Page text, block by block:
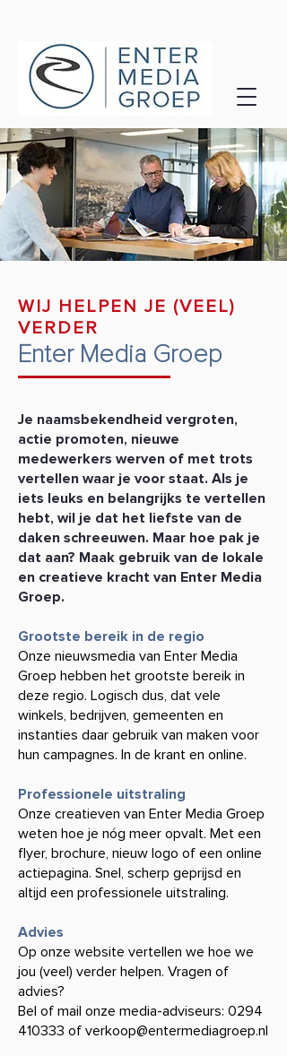
WIJ HELPEN JE (VEEL)
VERDER
Enter Media Groep
Je naamsbekendheid vergroten,
actie promoten, nieuwe
medewerkers werven of met trots
vertellen waar je voor staat. Als je
iets leuks en belangrijks te vertellen
hebt, wil je dat het liefste van de
daken schreeuwen. Maar hoe pak je
dat aan? Maak gebruik van de lokale
en creatieve kracht van Enter Media
Groep.
Grootste bereik in de regio
Onze nieuwsmedia van Enter Media
Groep hebben het grootste bereik in
deze regio. Logisch dus, dat vele
winkels, bedrijven, gemeenten en
instanties daar gebruik van maken voor
hun campagnes. In de krant en online.
Professionele uitstraling
Onze creatieven van Enter Media Groep
weten hoe je nóg meer opvalt. Met een
flyer, brochure, nieuw logo of een online
actiepagina. Snel, scherp geprijsd en
altijd een professionele uitstraling.
Advies
Op onze website vertellen we hoe we
jou (veel) verder helpen. Vragen of
advies?
Bel of mail onze media-adviseurs: 0294
410333 of verkoop@entermediagroep.nl